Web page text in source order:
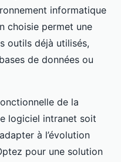
informatique
choisie permet une
outils déjà utilisés,
de données ou
de la
logiciel intranet soit
à l’évolution
pour une solution